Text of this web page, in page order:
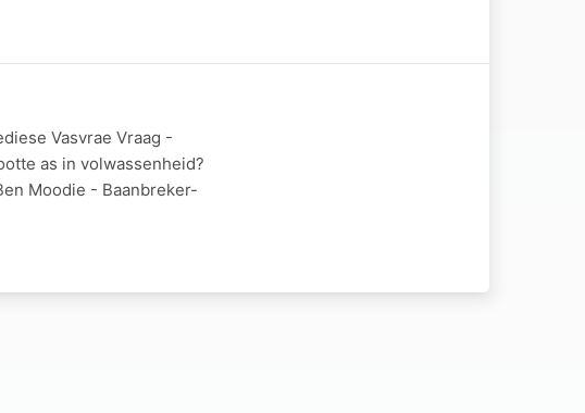
Vasvrae Vraag -
as in volwassenheid?
Moodie - Baanbreker-